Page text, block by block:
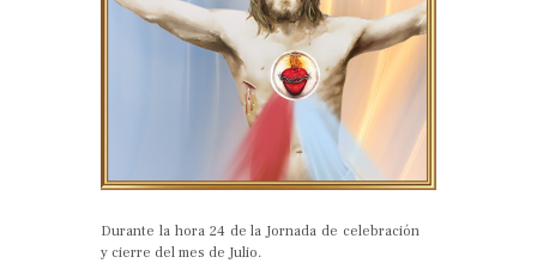
Durante la hora 24 de la Jornada de celebración
y cierre del mes de Julio.